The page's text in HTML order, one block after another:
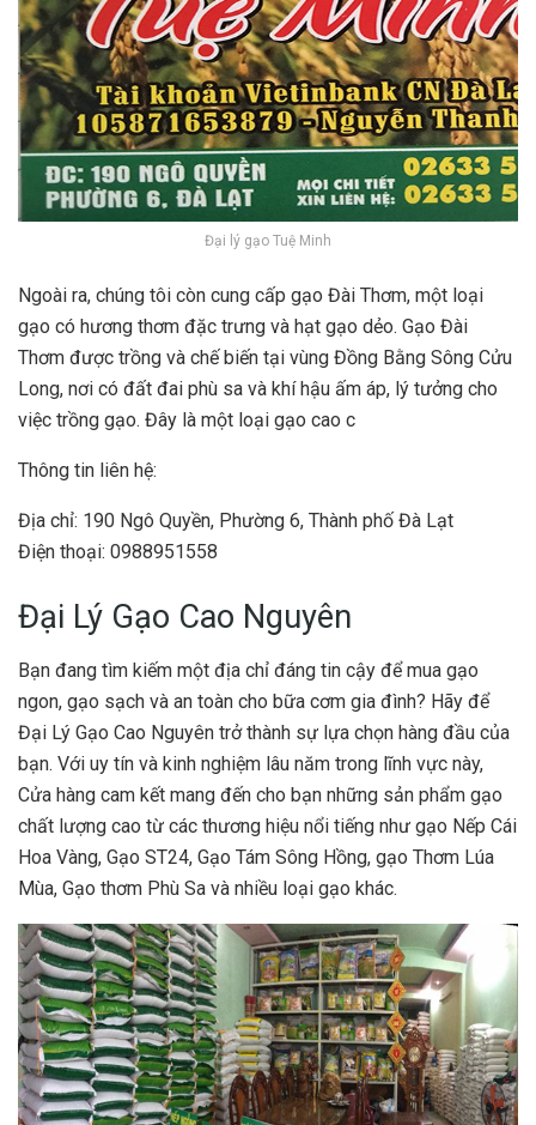
Đại lý gạo Tuệ Minh
Ngoài ra, chúng tôi còn cung cấp gạo Đài Thơm, một loại
gạo có hương thơm đặc trưng và hạt gạo dẻo. Gạo Đài
Thơm được trồng và chế biến tại vùng Đồng Bằng Sông Cửu
Long, nơi có đất đai phù sa và khí hậu ấm áp, lý tưởng cho
việc trồng gạo. Đây là một loại gạo cao c
Thông tin liên hệ:
Địa chỉ: 190 Ngô Quyền, Phường 6, Thành phố Đà Lạt
Điện thoại: 0988951558
Đại Lý Gạo Cao Nguyên
Bạn đang tìm kiếm một địa chỉ đáng tin cậy để mua gạo
ngon, gạo sạch và an toàn cho bữa cơm gia đình? Hãy để
Đại Lý Gạo Cao Nguyên trở thành sự lựa chọn hàng đầu của
bạn. Với uy tín và kinh nghiệm lâu năm trong lĩnh vực này,
Cửa hàng cam kết mang đến cho bạn những sản phẩm gạo
chất lượng cao từ các thương hiệu nổi tiếng như gạo Nếp Cái
Hoa Vàng, Gạo ST24, Gạo Tám Sông Hồng, gạo Thơm Lúa
Mùa, Gạo thơm Phù Sa và nhiều loại gạo khác.